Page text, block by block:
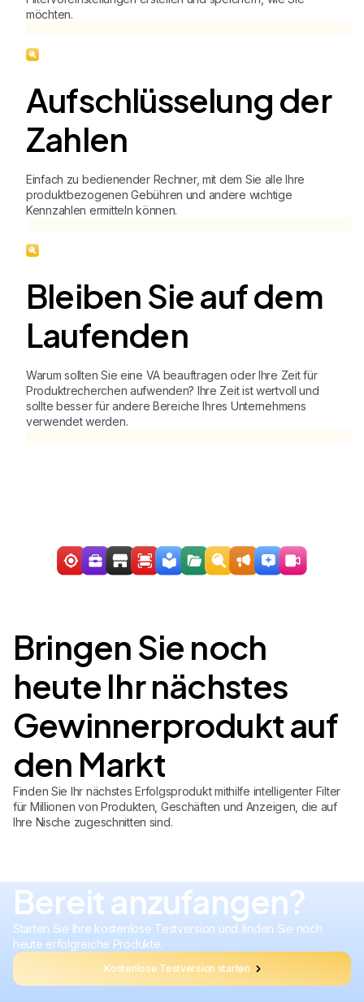
möchten.
Aufschlüsselung der
Zahlen
Einfach zu bedienender Rechner, mit dem Sie alle Ihre
produktbezogenen Gebühren und andere wichtige
Kennzahlen ermitteln können.
Bleiben Sie auf dem
Laufenden
Warum sollten Sie eine VA beauftragen oder Ihre Zeit für
Produktrecherchen aufwenden? Ihre Zeit ist wertvoll und
sollte besser für andere Bereiche Ihres Unternehmens
verwendet werden.
Bringen Sie noch
heute Ihr nächstes
Gewinnerprodukt auf
den Markt
Finden Sie Ihr nächstes Erfolgsprodukt mithilfe intelligenter Filter
für Millionen von Produkten, Geschäften und Anzeigen, die auf
Ihre Nische zugeschnitten sind.
Bereit anzufangen?
Starten Sie Ihre kostenlose Testversion und finden Sie noch
heute erfolgreiche Produkte.
Kostenlose Testversion starten